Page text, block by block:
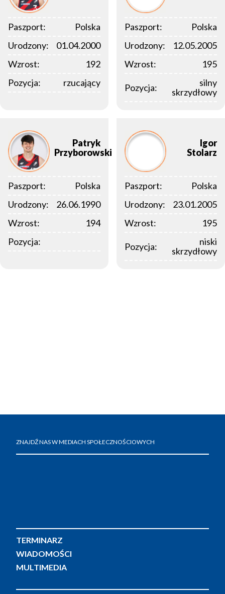
Paszport:
Polska
Urodzony:
01.04.2000
Wzrost:
192
Pozycja:
rzucający
Paszport:
Polska
Urodzony:
12.05.2005
Wzrost:
195
Pozycja:
silny
skrzydłowy
Patryk
Przyborowski
Paszport:
Polska
Urodzony:
26.06.1990
Wzrost:
194
Pozycja:
Igor
Stolarz
Paszport:
Polska
Urodzony:
23.01.2005
Wzrost:
195
Pozycja:
niski
skrzydłowy
ZNAJDŹ NAS W MEDIACH SPOŁECZNOŚCIOWYCH
TERMINARZ
WIADOMOŚCI
MULTIMEDIA